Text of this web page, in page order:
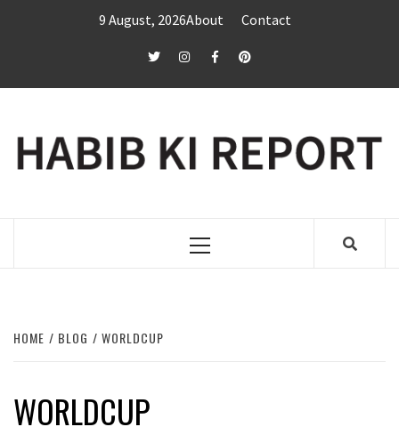
9 August, 2026About Contact
twitterInstagramFacebookPinterest
Primary
HOME BLOG WORLDCUP
WORLDCUP